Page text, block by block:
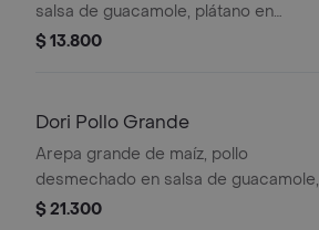
salsa de guacamole, plátano en
cubitos, doritos, pico de gallo y queso
$ 13.800
Dori Pollo Grande
Arepa grande de maíz, pollo
desmechado en salsa de guacamole,
plátano en cubitos, doritos, pico de
$ 21.300